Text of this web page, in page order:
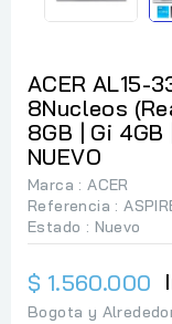
ACER AL15-
8Nucleos
8GB | Gi 4GB
NUEVO
Marca : ACER
Referencia :
Estado : Nuevo
$ 1.560.000
Bogota y